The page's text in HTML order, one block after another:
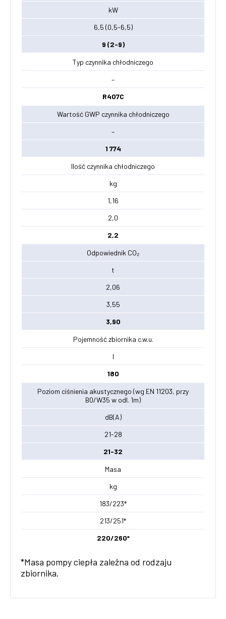
kW
6,5 (0,5-6,5)
9 (2-9)
Typ czynnika chłodniczego
–
R407C
Wartość GWP czynnika chłodniczego
–
1 774
Ilość czynnika chłodniczego
kg
1,16
2,0
2,2
Odpowiednik CO₂
t
2,06
3,55
3,90
Pojemność zbiornika c.w.u.
l
180
Poziom ciśnienia akustycznego (wg EN 11203, przy
B0/W35 w odl. 1m)
dB(A)
21-28
21-32
Masa
kg
183/223*
213/251*
220/260*
*Masa pompy ciepła zależna od rodzaju
zbiornika.